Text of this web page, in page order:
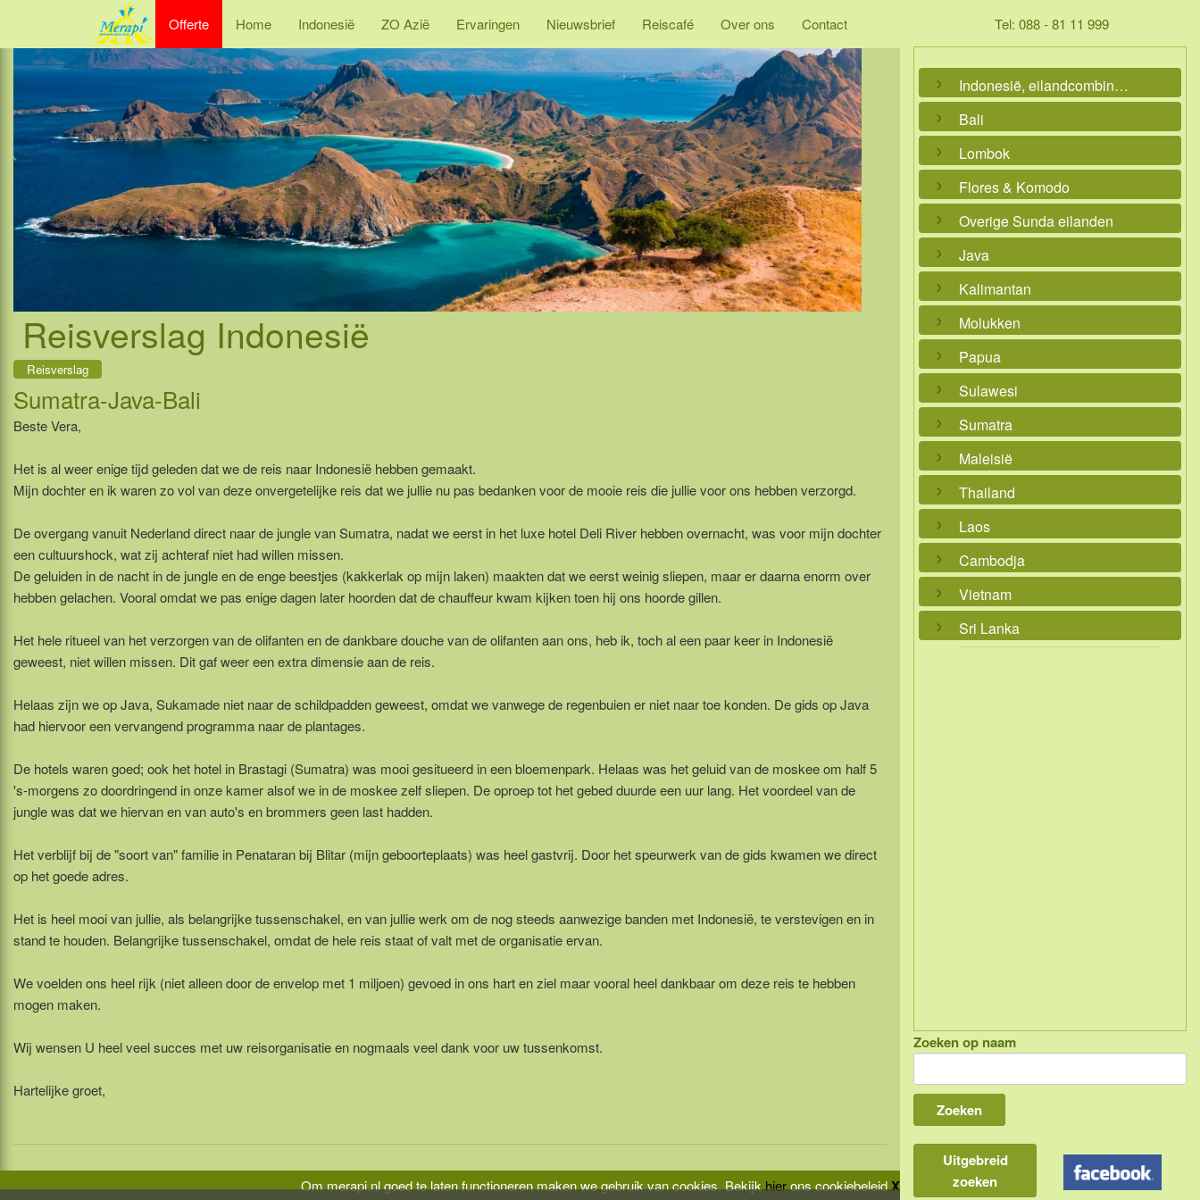
Om merapi.nl goed te laten functioneren maken we gebruik van cookies.Bekijkhierons cookiebeleidX
Offerte Home Indonesië ZO Azië Ervaringen Nieuwsbrief Reiscafé Over ons Contact Tel: 088 - 81 11 999
Reisverslag Indonesië
Reisverslag
Sumatra-Java-Bali
Beste Vera,
Het is al weer enige tijd geleden dat we de reis naar Indonesië hebben gemaakt.
Mijn dochter en ik waren zo vol van deze onvergetelijke reis dat we jullie nu pas bedanken voor de mooie reis die jullie voor ons hebben verzorgd.
De overgang vanuit Nederland direct naar de jungle van Sumatra, nadat we eerst in het luxe hotel Deli River hebben overnacht, was voor mijn dochter
een cultuurshock, wat zij achteraf niet had willen missen.
De geluiden in de nacht in de jungle en de enge beestjes (kakkerlak op mijn laken) maakten dat we eerst weinig sliepen, maar er daarna enorm over
hebben gelachen. Vooral omdat we pas enige dagen later hoorden dat de chauffeur kwam kijken toen hij ons hoorde gillen.
Het hele ritueel van het verzorgen van de olifanten en de dankbare douche van de olifanten aan ons, heb ik, toch al een paar keer in Indonesië
geweest, niet willen missen. Dit gaf weer een extra dimensie aan de reis.
Helaas zijn we op Java, Sukamade niet naar de schildpadden geweest, omdat we vanwege de regenbuien er niet naar toe konden. De gids op Java
had hiervoor een vervangend programma naar de plantages.
De hotels waren goed; ook het hotel in Brastagi (Sumatra) was mooi gesitueerd in een bloemenpark. Helaas was het geluid van de moskee om half 5
's-morgens zo doordringend in onze kamer alsof we in de moskee zelf sliepen. De oproep tot het gebed duurde een uur lang. Het voordeel van de
jungle was dat we hiervan en van auto's en brommers geen last hadden.
Het verblijf bij de "soort van" familie in Penataran bij Blitar (mijn geboorteplaats) was heel gastvrij. Door het speurwerk van de gids kwamen we direct
op het goede adres.
Het is heel mooi van jullie, als belangrijke tussenschakel, en van jullie werk om de nog steeds aanwezige banden met Indonesië, te verstevigen en in
stand te houden. Belangrijke tussenschakel, omdat de hele reis staat of valt met de organisatie ervan.
We voelden ons heel rijk (niet alleen door de envelop met 1 miljoen) gevoed in ons hart en ziel maar vooral heel dankbaar om deze reis te hebben
mogen maken.
Wij wensen U heel veel succes met uw reisorganisatie en nogmaals veel dank voor uw tussenkomst.
Hartelijke groet,
Indonesië, eilandcombinaties
Bali
Lombok
Flores & Komodo
Overige Sunda eilanden
Java
Kalimantan
Molukken
Papua
Sulawesi
Sumatra
Maleisië
Thailand
Laos
Cambodja
Vietnam
Sri Lanka
Zoeken op naam
Uitgebreid
zoeken